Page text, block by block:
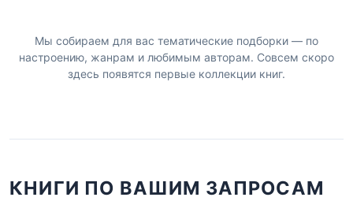
Мы собираем для вас тематические подборки — по
настроению, жанрам и любимым авторам. Совсем скоро
здесь появятся первые коллекции книг.
КНИГИ ПО ВАШИМ ЗАПРОСАМ